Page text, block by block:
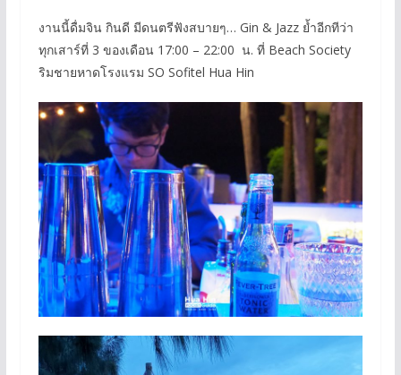
งานนี้ดื่มจิน กินดี มีดนตรีฟังสบายๆ… Gin & Jazz ย้ำอีกทีว่า
ทุกเสาร์ที่ 3 ของเดือน 17:00 – 22:00 น. ที่ Beach Society
ริมชายหาดโรงแรม SO Sofitel Hua Hin